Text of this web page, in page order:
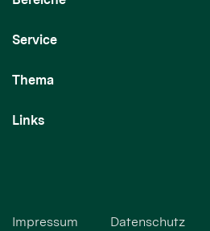
Service
Thema
Links
Impressum Datenschutz